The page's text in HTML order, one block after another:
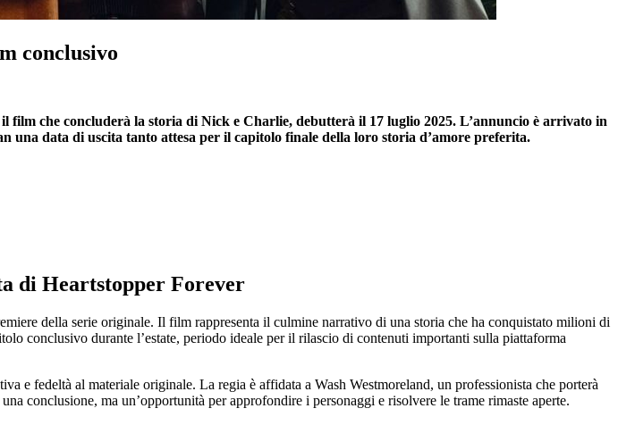
conclusivo
che concluderà la storia di Nick e Charlie, debutterà il 17 luglio 2025. L’annuncio è arrivato in
una data di uscita tanto attesa per il capitolo finale della loro storia d’amore preferita.
di Heartstopper Forever
della serie originale. Il film rappresenta il culmine narrativo di una storia che ha conquistato milioni di
conclusivo durante l’estate, periodo ideale per il rilascio di contenuti importanti sulla piattaforma
e fedeltà al materiale originale. La regia è affidata a Wash Westmoreland, un professionista che porterà
conclusione, ma un’opportunità per approfondire i personaggi e risolvere le trame rimaste aperte.